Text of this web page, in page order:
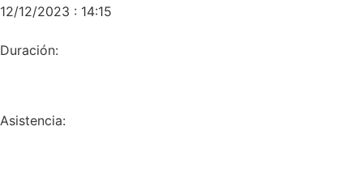
12/12/2023 : 14:15
Duración:
Asistencia: